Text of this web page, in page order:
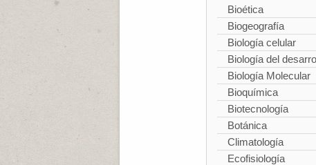
Bioética
Biogeografía
Biología celular
Biología del
Biología Molecular
Bioquímica
Biotecnología
Botánica
Climatología
Ecofisiología